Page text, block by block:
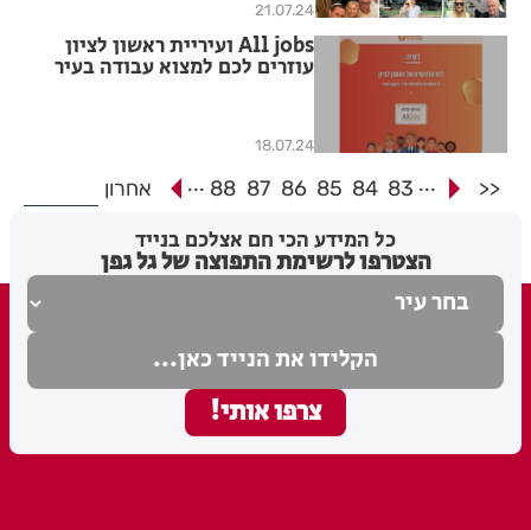
21.07.24
All jobs ועיריית ראשון לציון
עוזרים לכם למצוא עבודה בעיר
18.07.24
<<
...
83
84
85
86
87
88
... אחרון
כל המידע הכי חם אצלכם בנייד
הצטרפו לרשימת התפוצה של גל גפן